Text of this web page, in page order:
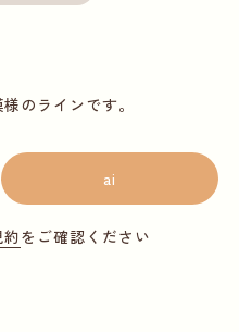
のラインです。
ai
をご確認ください